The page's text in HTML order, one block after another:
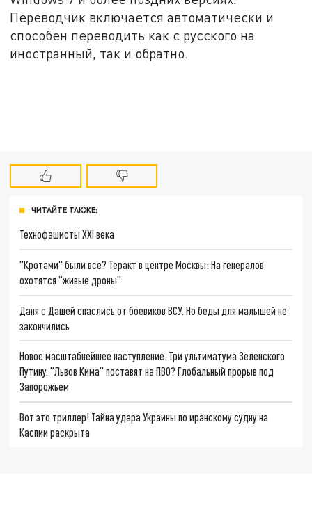
Переводчик включается автоматически и
способен переводить как с русского на
иностранный, так и обратно.
ЧИТАЙТЕ ТАКЖЕ:
Технофашисты XXI века
"Кротами" были все? Теракт в центре Москвы: На генералов
охотятся "живые дроны"
Даня с Дашей спаслись от боевиков ВСУ. Но беды для малышей не
закончились
Новое масштабнейшее наступление. Три ультиматума Зеленского
Путину. "Львов Кима" поставят на ПВО? Глобальный прорыв под
Запорожьем
Вот это триллер! Тайна удара Украины по иранскому судну на
Каспии раскрыта